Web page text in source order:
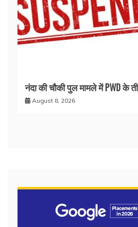
नंदा की चौकी पुल मामले में PWD के
August 8, 2026